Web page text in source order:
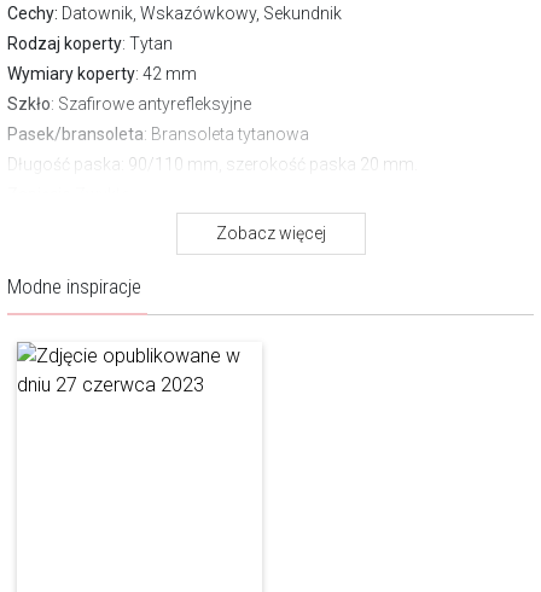
Cechy: Datownik, Wskazówkowy, Sekundnik
Rodzaj koperty: Tytan
Wymiary koperty: 42 mm
Szkło: Szafirowe antyrefleksyjne
Pasek/bransoleta: Bransoleta tytanowa
Długość paska : 90/110 mm, szerokość paska 20 mm.
Gwarancja producenta:2 lata
Pobierz instrukcję
Aztorin to marka, która swoją filozofią i wzornictwem doskonale
Zobacz więcej
Modne inspiracje